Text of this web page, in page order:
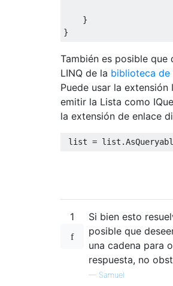
}
}
También es posible que
LINQ de la biblioteca de
Puede usar la extensión
emitir la Lista como
la extensión de enlace
list = list .
1
Si bien esto
posible que
una cadena para
respuesta, no
— Samuel